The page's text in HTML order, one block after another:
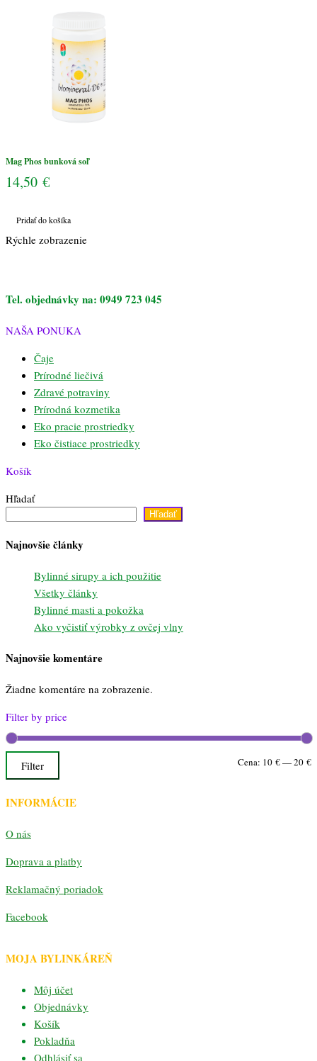
Mag Phos bunková soľ
14,50 €
Pridať do košíka
Rýchle zobrazenie
Tel. objednávky na: 0949 723 045
NAŠA PONUKA
Čaje
Prírodné liečivá
Zdravé potraviny
Prírodná kozmetika
Eko pracie prostriedky
Eko čistiace prostriedky
Košík
Hľadať
Hľadať
Najnovšie články
Bylinné sirupy a ich použitie
Všetky články
Bylinné masti a pokožka
Ako vyčistiť výrobky z ovčej vlny
Najnovšie komentáre
Žiadne komentáre na zobrazenie.
Filter by price
Filter Cena: 10 €—20 €
INFORMÁCIE
O nás
Doprava a platby
Reklamačný poriadok
Facebook
MOJA BYLINKÁREŇ
Môj účet
Objednávky
Košík
Pokladňa
Odhlásiť sa